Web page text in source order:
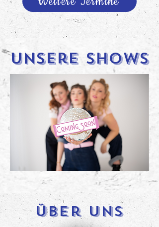
Unsere Shows
Über uns